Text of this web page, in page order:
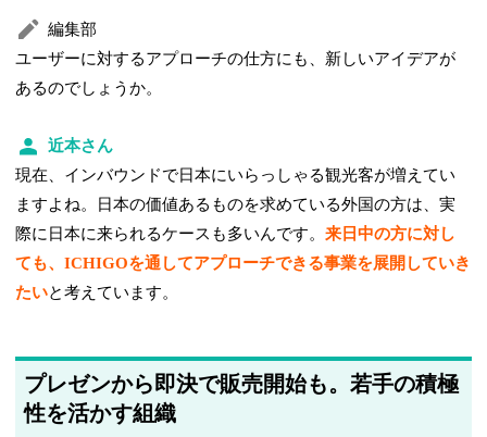
編集部
ユーザーに対するアプローチの仕方にも、新しいアイデアが
あるのでしょうか。
近本さん
現在、インバウンドで日本にいらっしゃる観光客が増えてい
ますよね。日本の価値あるものを求めている外国の方は、実
際に日本に来られるケースも多いんです。来日中の方に対し
ても、ICHIGOを通してアプローチできる事業を展開していき
たいと考えています。
プレゼンから即決で販売開始も。若手の積極
性を活かす組織